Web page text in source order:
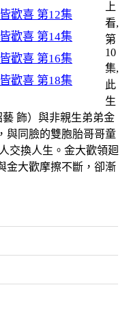
歡喜 第12集
歡喜 第14集
歡喜 第16集
歡喜 第18集
上
看,
第
10
集,
此
生
飾）與非親生弟弟金
與同臉的雙胞胎哥哥童
交換人生。金大歡領廻
金大歡摩擦不斷，卻漸